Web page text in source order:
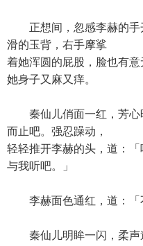
正想间，忽感李赫的手
滑的玉背，右手摩挲
着她浑圆的屁股，脸也有
她身子又麻又痒。
秦仙儿俏面一红，芳心
而止吧。强忍躁动，
轻轻推开李赫的头，道：
与我听吧。」
李赫面色通红，道：「
秦仙儿明眸一闪，柔声